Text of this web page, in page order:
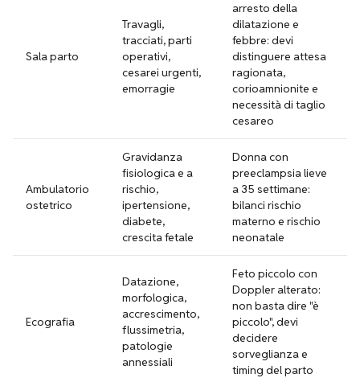
Sala parto
Travagli,
tracciati, parti
operativi,
cesarei urgenti,
emorragie
arresto della
dilatazione e
febbre: devi
distinguere attesa
ragionata,
corioamnionite e
necessità di taglio
cesareo
Ambulatorio
ostetrico
Gravidanza
fisiologica e a
rischio,
ipertensione,
diabete,
crescita fetale
Donna con
preeclampsia lieve
a 35 settimane:
bilanci rischio
materno e rischio
neonatale
Ecografia
Datazione,
morfologica,
accrescimento,
flussimetria,
patologie
annessiali
Feto piccolo con
Doppler alterato:
non basta dire "è
piccolo", devi
decidere
sorveglianza e
timing del parto